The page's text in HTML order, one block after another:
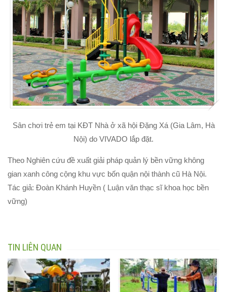
Sân chơi trẻ em tại KĐT Nhà ở xã hội Đặng Xá (Gia Lâm, Hà
Nội) do VIVADO lắp đặt.
Theo Nghiên cứu đề xuất giải pháp quản lý bền vững không
gian xanh công cộng khu vực bốn quận nội thành cũ Hà Nội.
Tác giả: Đoàn Khánh Huyền ( Luận văn thạc sĩ khoa học bền
vững)
TIN LIÊN QUAN